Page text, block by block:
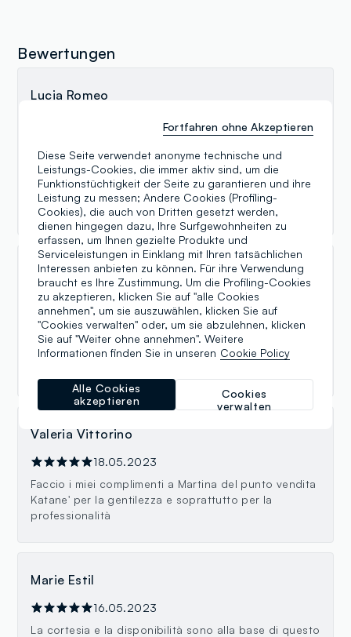
Bewertungen
Lucia Romeo
personale accogliente e professionale in particolare
il signore alla cassa si è reso disponibile ad ogni
richiesta di chiarimento sugli articoli
esposti.consigliatissimo
Amalia Guzzardi
18.06.2023
molto fornito e personale super disponibile e gentile.
siamo stati seguiti da Alfredo che è stato
competente e pronto a seguirci ed aiutarci nei nostri
Valeria Vittorino
18.05.2023
Faccio i miei complimenti a Martina del punto vendita
Katane' per la gentilezza e soprattutto per la
professionalità
Marie Estil
16.05.2023
La cortesia e la disponibilità sono alla base di questo
Diese Seite verwendet anonyme technische und
Leistungs-Cookies, die immer aktiv sind, um die
Funktionstüchtigkeit der Seite zu garantieren und ihre
Leistung zu messen; Andere Cookies (Profiling-
Cookies), die auch von Dritten gesetzt werden,
dienen hingegen dazu, Ihre Surfgewohnheiten zu
erfassen, um Ihnen gezielte Produkte und
Serviceleistungen in Einklang mit Ihren tatsächlichen
Interessen anbieten zu können. Für ihre Verwendung
braucht es Ihre Zustimmung. Um die Profiling-Cookies
zu akzeptieren, klicken Sie auf "alle Cookies
annehmen", um sie auszuwählen, klicken Sie auf
"Cookies verwalten" oder, um sie abzulehnen, klicken
Sie auf "Weiter ohne annehmen". Weitere
Informationen finden Sie in unseren Cookie Policy
Cookies
verwalten
Alle Cookies
akzeptieren
Fortfahren ohne Akzeptieren